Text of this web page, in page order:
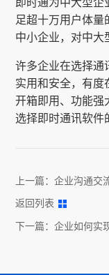
足超十万用户体量
中小企业，对中大
许多企业在选择通
实用和安全，有度
开箱即用、功能强
选择即时通讯软件
上一篇：企业沟通交
返回列表
下一篇：企业如何实